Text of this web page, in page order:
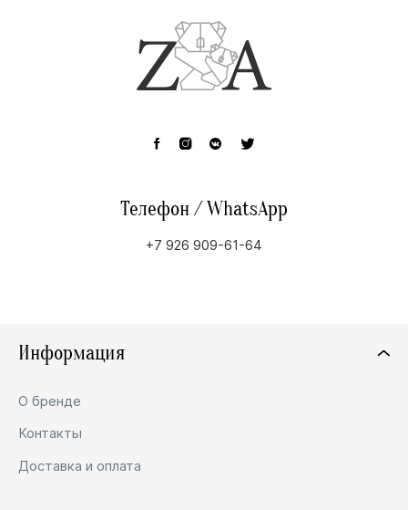
Телефон / WhatsApp
+7 926 909-61-64
Информация
О бренде
Контакты
Доставка и оплата